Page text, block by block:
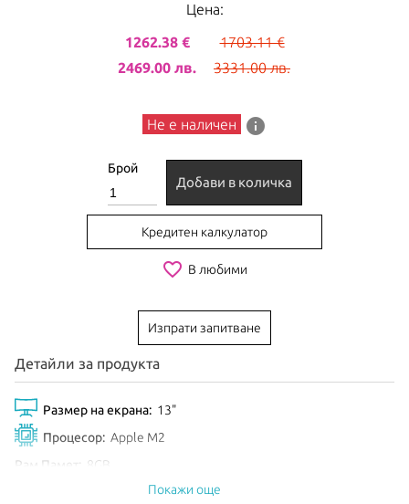
Цена:
1262.38 €
1703.11 €
2469.00 лв.
3331.00 лв.
Не е наличен info
Брой
Добави в количка
Кредитен калкулатор
favorite_border В любими
Изпрати запитване
Детайли за продукта
Размер на екрана: 13"
Процесор: Apple M2
Рам Памет:
8GB
512GB SSD
Покажи още